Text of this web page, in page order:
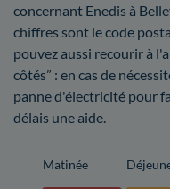
concernant Enedis à
chiffres sont le code
pouvez aussi recourir à
côtés” : en cas de
panne d'électricité pour
délais une aide.
Matinée